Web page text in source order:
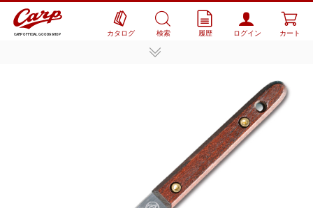
CARP OFFICIAL GOODS SHOP カタログ 検索 履歴 ログイン カート